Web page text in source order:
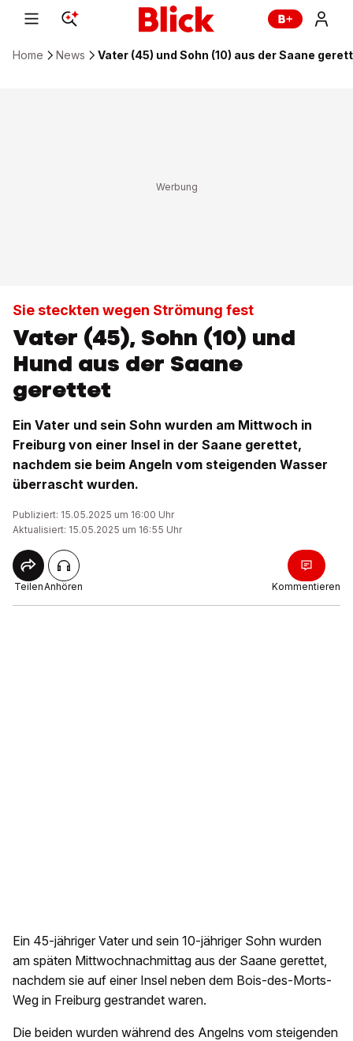
Home News Vater (45) und Sohn (10) aus der Saane
Sie steckten wegen Strömung fest
Vater (45), Sohn (10) und
Hund aus der Saane
gerettet
Ein Vater und sein Sohn wurden am Mittwoch in
Freiburg von einer Insel in der Saane gerettet,
nachdem sie beim Angeln vom steigenden Wasser
überrascht wurden.
Publiziert: 15.05.2025 um 16:00 Uhr
Aktualisiert: 15.05.2025 um 16:55 Uhr
TeilenAnhören Kommentieren
Ein 45-jähriger Vater und sein 10-jähriger Sohn wurden
am späten Mittwochnachmittag aus der Saane gerettet,
nachdem sie auf einer Insel neben dem Bois-des-Morts-
Weg in Freiburg gestrandet waren.
Die beiden wurden während des Angelns vom steigenden